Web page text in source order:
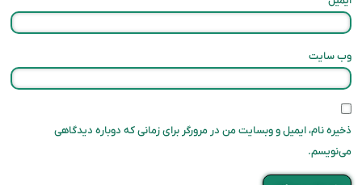
وب‌ سایت
ذخیره نام، ایمیل و وبسایت من در مرورگر برای زمانی که دوباره دیدگاهی
می‌نویسم.